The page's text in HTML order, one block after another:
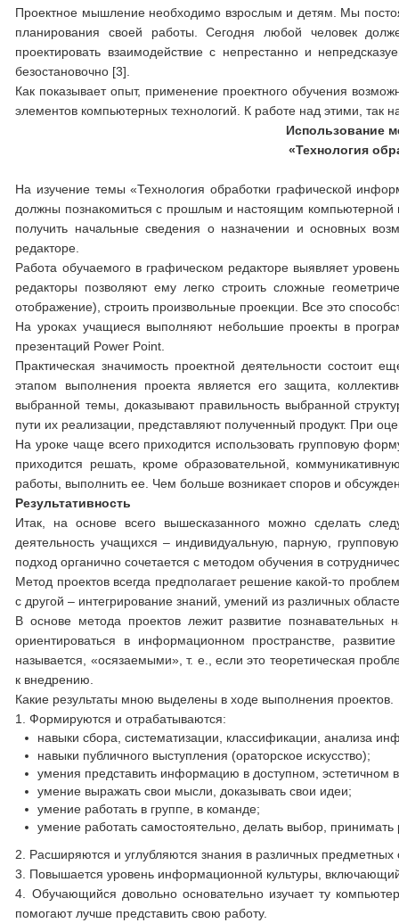
Проектное мышление необходимо взрослым и детям. Мы
планирования своей работы. Сегодня любой человек
проектировать взаимодействие с непрестанно и
безостановочно [3].
Как показывает опыт, применение проектного обучения
элементов компьютерных технологий. К работе над этими, так
Использование
«Технология
На изучение темы «Технология обработки графической
должны познакомиться с прошлым и настоящим компьютерной
получить начальные сведения о назначении и основных
редакторе.
Работа обучаемого в графическом редакторе выявляет
редакторы позволяют ему легко строить сложные
отображение), строить произвольные проекции. Все это
На уроках учащиеся выполняют небольшие проекты в
презентаций Power Point.
Практическая значимость проектной деятельности
этапом выполнения проекта является его защита,
выбранной темы, доказывают правильность выбранной
пути их реализации, представляют полученный продукт. При
На уроке чаще всего приходится использовать групповую
приходится решать, кроме образовательной,
работы, выполнить ее. Чем больше возникает споров и
Результативность
Итак, на основе всего вышесказанного можно сделать
деятельность учащихся – индивидуальную, парную,
подход органично сочетается с методом обучения в
Метод проектов всегда предполагает решение какой-то
с другой – интегрирование знаний, умений из различных
В основе метода проектов лежит развитие познавательных
ориентироваться в информационном пространстве,
называется, «осязаемыми», т. е., если это теоретическая
к внедрению.
Какие результаты мною выделены в ходе выполнения проектов.
1. Формируются и отрабатываются:
навыки сбора, систематизации, классификации, анализа
навыки публичного выступления (ораторское искусство);
умения представить информацию в доступном, эстетичном
умение выражать свои мысли, доказывать свои идеи;
умение работать в группе, в команде;
умение работать самостоятельно, делать выбор,
2. Расширяются и углубляются знания в различных предметных
3. Повышается уровень информационной культуры,
4. Обучающийся довольно основательно изучает ту
помогают лучше представить свою работу.